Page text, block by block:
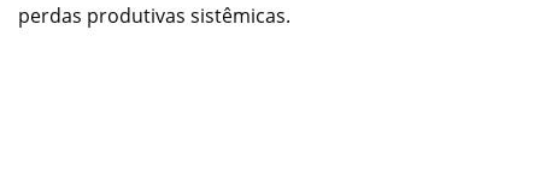
perdas produtivas sistêmicas.